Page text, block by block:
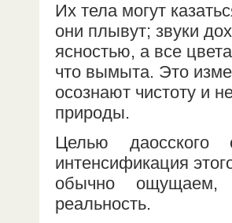
Их тела могут
они плывут; звуки
ясностью, а все
что вымыта. Это
осознают чистоту и
природы.
Целью даосского
интенсификация
обычно ощущаем,
реальность.